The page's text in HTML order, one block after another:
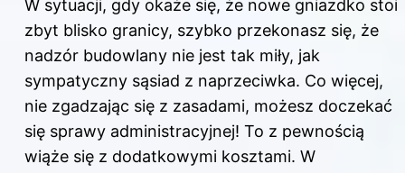
W sytuacji, gdy okaże się, że nowe gniazdko stoi
zbyt blisko granicy, szybko przekonasz się, że
nadzór budowlany nie jest tak miły, jak
sympatyczny sąsiad z naprzeciwka. Co więcej,
nie zgadzając się z zasadami, możesz doczekać
się sprawy administracyjnej! To z pewnością
wiąże się z dodatkowymi kosztami. W